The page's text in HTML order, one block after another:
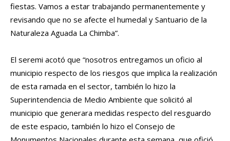
fiestas. Vamos a estar trabajando permanentemente y
revisando que no se afecte el humedal y Santuario de la
Naturaleza Aguada La Chimba”.
El seremi acotó que “nosotros entregamos un oficio al
municipio respecto de los riesgos que implica la realización
de esta ramada en el sector, también lo hizo la
Superintendencia de Medio Ambiente que solicitó al
municipio que generara medidas respecto del resguardo
de este espacio, también lo hizo el Consejo de